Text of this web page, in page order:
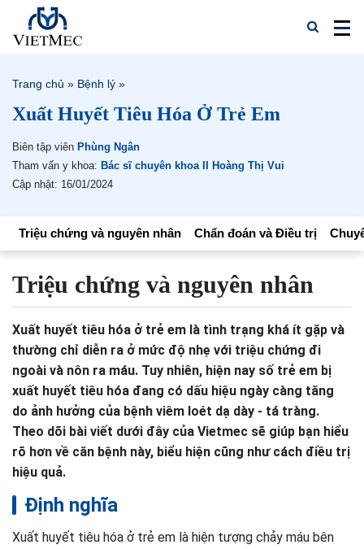
Trang chủ » Bệnh lý »
Xuất Huyết Tiêu Hóa Ở Trẻ Em
Biên tập viên Phùng Ngân
Tham vấn y khoa: Bác sĩ chuyên khoa II Hoàng Thị Vui
Cập nhật: 16/01/2024
Triệu chứng và nguyên nhân Chẩn đoán và Điều trị
Triệu chứng và nguyên nhân
Xuất huyết tiêu hóa ở trẻ em là tình trạng khá ít gặp và
thường chỉ diễn ra ở mức độ nhẹ với triệu chứng đi
ngoài và nôn ra máu. Tuy nhiên, hiện nay số trẻ em bị
xuất huyết tiêu hóa đang có dấu hiệu ngày càng tăng
do ảnh hưởng của bệnh viêm loét dạ dày - tá tràng.
Theo dõi bài viết dưới đây của Vietmec sẽ giúp bạn hiểu
rõ hơn về căn bệnh này, biểu hiện cũng như cách điều trị
hiệu quả.
Định nghĩa
Xuất huyết tiêu hóa ở trẻ em là hiện tượng chảy máu bên